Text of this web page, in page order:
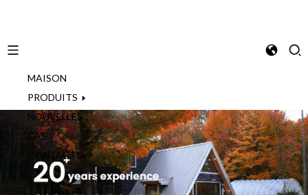
MAISON
PRODUITS
NOUVELLES
CAS
CONTACTS